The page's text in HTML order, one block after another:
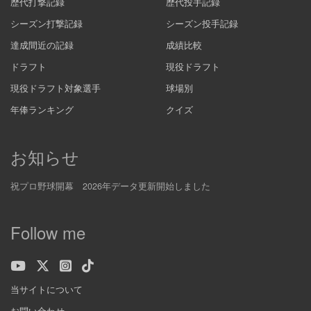
シーズン打撃記録
シーズン投手記録
達成間近の記録
成績比較
ドラフト
現役ドラフト
現役ドラフト対象選手
球場別
年俸ランキング
クイズ
お知らせ
祝プロ野球開幕 2026年データ更新開始しました
Follow me
当サイトについて